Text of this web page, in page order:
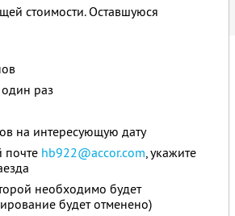
стоимости. Оставшуюся
раз
на интересующую дату
почте hb922@accor.com, укажите
необходимо будет
будет отменено)